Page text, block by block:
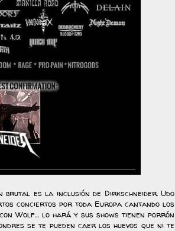
es la inclusión de Dirkschneider. Udo
conciertos por toda Europa cantando los
Wolf… lo hará y sus shows tienen porrón
se te pueden caer los huevos que ni te